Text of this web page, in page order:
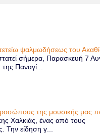
ψαλμωδήσεως του
σήμερα, Παρασκευή 7
Παναγί...
της μουσικής μας
Χαλκιάς, ένας από τους
Την είδηση γ...